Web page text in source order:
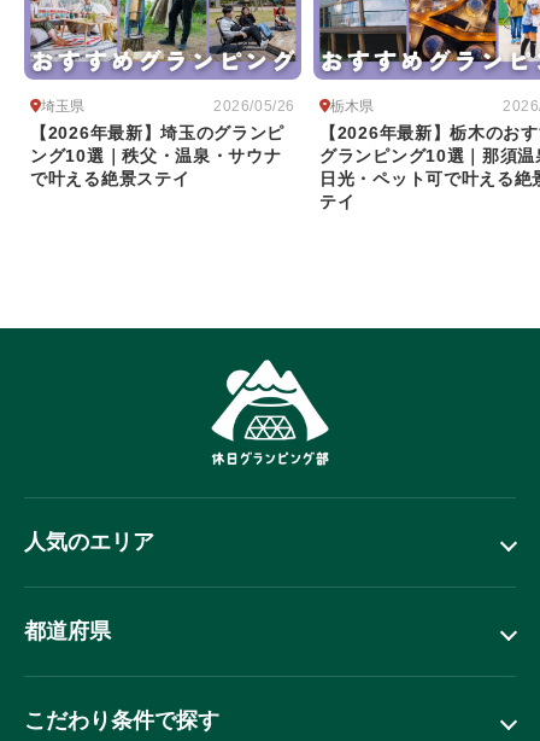
2026/05/26
埼玉県
【2026年最新】埼玉のグランピ
ング10選｜秩父・温泉・サウナ
で叶える絶景ステイ
栃木県
【2026年最新】栃木のお
グランピング10選｜那須温
日光・ペット可で叶える絶
テイ
人気のエリア
都道府県
こだわり条件で探す